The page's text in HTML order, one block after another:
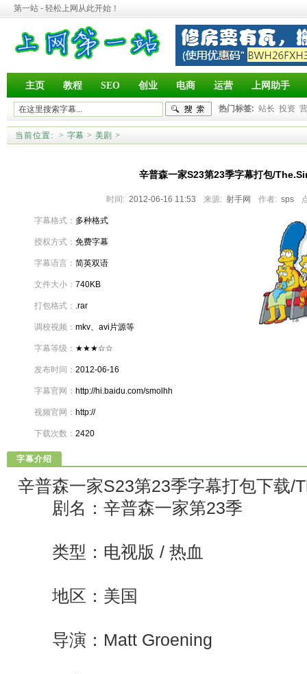
第一站 - 轻松上网从此开始！
主页 教程 SEO 创业 电商 运营 上网助手
热门标签: 站长 投资
当前位置: > 字幕 > 美剧 >
辛普森一家S23第23季字幕打包/
时间: 2012-06-16 11:53 来源: 射手网 作者: sps
字幕格式： 多种格式
授权方式： 免费字幕
字幕语言： 简英双语
文件大小： 740KB
打包格式： .rar
调校视频： mkv、avi片源等
字幕等级： ★★★☆☆
发布时间： 2012-06-16
字幕官网： http://hi.baidu.com/smolhh
视频官网： http://
下载次数： 2420
字幕介绍
辛普森一家S23第23季字幕打包下载/
剧名：辛普森一家第23季
类型：电视版 / 热血
地区：美国
导演：Matt Groening